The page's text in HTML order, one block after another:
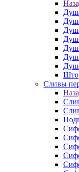
Сливы